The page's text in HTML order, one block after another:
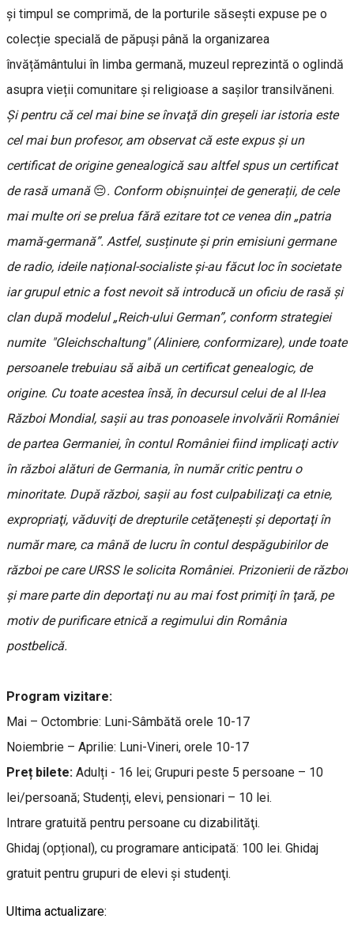
și timpul se comprimă, de la porturile săsești expuse pe o
colecție specială de păpuși până la organizarea
învățământului în limba germană, muzeul reprezintă o oglindă
asupra vieții comunitare și religioase a sașilor transilvăneni.
Şi pentru că cel mai bine se învaţă din greşeli iar istoria este
cel mai bun profesor, am observat că este expus şi un
certificat de origine genealogică sau altfel spus un certificat
de rasă umană 😔. Conform obișnuinței de generații, de cele
mai multe ori se prelua fără ezitare tot ce venea din „patria
mamă-germană”. Astfel, susținute şi prin emisiuni germane
de radio, ideile național-socialiste și-au făcut loc în societate
iar grupul etnic a fost nevoit să introducă un oficiu de rasă și
clan după modelul „Reich-ului German”, conform strategiei
numite "Gleichschaltung" (Aliniere, conformizare), unde toate
persoanele trebuiau să aibă un certificat genealogic, de
origine. Cu toate acestea însă, în decursul celui de al II-lea
Război Mondial, saşii au tras ponoasele involvării României
de partea Germaniei, în contul României fiind implicaţi activ
în război alături de Germania, în număr critic pentru o
minoritate. După război, saşii au fost culpabilizaţi ca etnie,
expropriaţi, văduviţi de drepturile cetăţeneşti şi deportaţi în
număr mare, ca mână de lucru în contul despăgubirilor de
război pe care URSS le solicita României. Prizonierii de război
şi mare parte din deportaţi nu au mai fost primiţi în ţară, pe
motiv de purificare etnică a regimului din România
postbelică.
Program vizitare:
Mai – Octombrie: Luni-Sâmbătă orele 10-17
Noiembrie – Aprilie: Luni-Vineri, orele 10-17
Preț bilete: Adulți - 16 lei; Grupuri peste 5 persoane – 10
lei/persoană; Studenți, elevi, pensionari – 10 lei.
Intrare gratuită pentru persoane cu dizabilităţi.
Ghidaj (opțional), cu programare anticipată: 100 lei. Ghidaj
gratuit pentru grupuri de elevi şi studenţi.
Ultima actualizare: